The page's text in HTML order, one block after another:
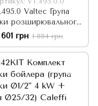
Valtec Група
розширювального
баку
601 грн 1 884 грн